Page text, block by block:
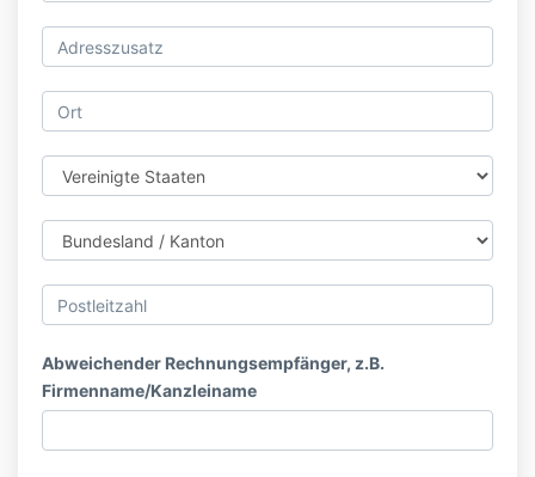
Abweichender Rechnungsempfänger, z.B.
Firmenname/Kanzleiname